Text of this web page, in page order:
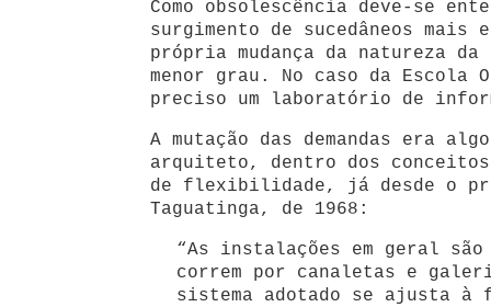
Como obsolescência deve-se
surgimento de sucedâneos mais
própria mudança da natureza da
menor grau. No caso da Escola
preciso um laboratório de
A mutação das demandas era
arquiteto, dentro dos
de flexibilidade, já desde o
Taguatinga, de 1968:
“As instalações em geral são
correm por canaletas e
sistema adotado se ajusta